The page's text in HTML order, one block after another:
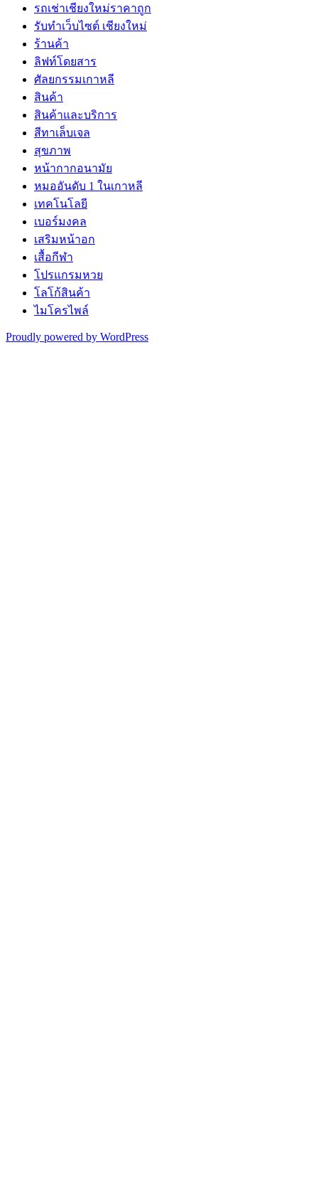
รถเช่าเชียงใหม่ราคาถูก
รับทำเว็บไซต์ เชียงใหม่
ร้านค้า
ลิฟท์โดยสาร
ศัลยกรรมเกาหลี
สินค้า
สินค้าและบริการ
สีทาเล็บเจล
สุขภาพ
หน้ากากอนามัย
หมออันดับ 1 ในเกาหลี
เทคโนโลยี
เบอร์มงคล
เสริมหน้าอก
เสื้อกีฬา
โปรแกรมหวย
โลโก้สินค้า
ไมโครไพล์
Proudly powered by WordPress